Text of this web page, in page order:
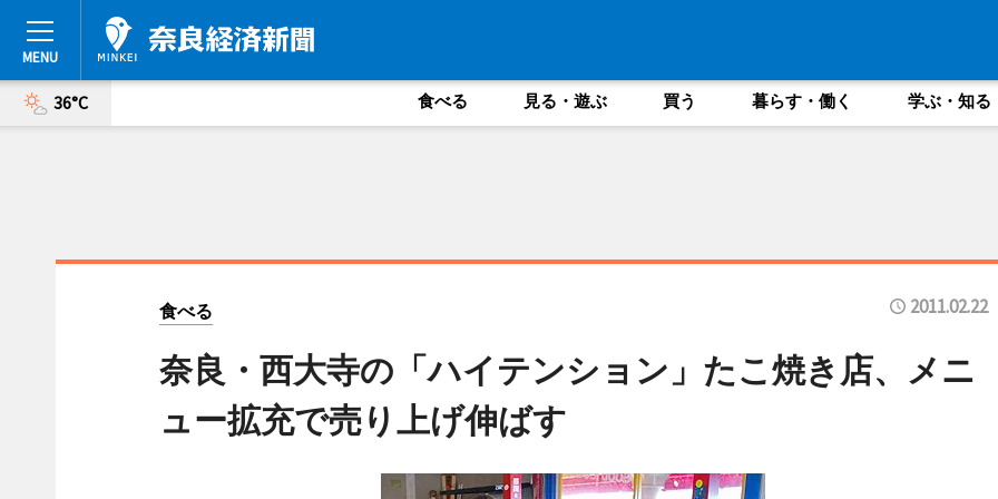
36°C 食べる 見る・遊ぶ 買う 暮らす・働く 学ぶ・知る
食べる 2011.02.22
奈良・西大寺の「ハイテンション」たこ焼き店、メニ
ュー拡充で売り上げ伸ばす